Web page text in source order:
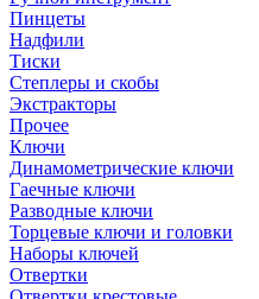
Пинцеты
Надфили
Тиски
Степлеры и скобы
Экстракторы
Прочее
Ключи
Динамометрические ключи
Гаечные ключи
Разводные ключи
Торцевые ключи и головки
Наборы ключей
Отвертки